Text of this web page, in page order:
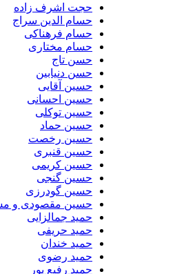
حجت اشرف زاده
حسام الدین سراج
حسام فرهناکی
حسام مختاری
حسن تاج
حسن دنیابین
حسین آقایی
حسین احسانی
حسین توکلی
حسین حماد
حسین رخصت
حسین قنبری
حسین کریمی
حسین گنجی
حسین گودرزی
حسین مقصودی و مسعود
حمید جمالزایی
حمید حریفی
حمید خندان
حمید رضوی
حمید رفیع پور